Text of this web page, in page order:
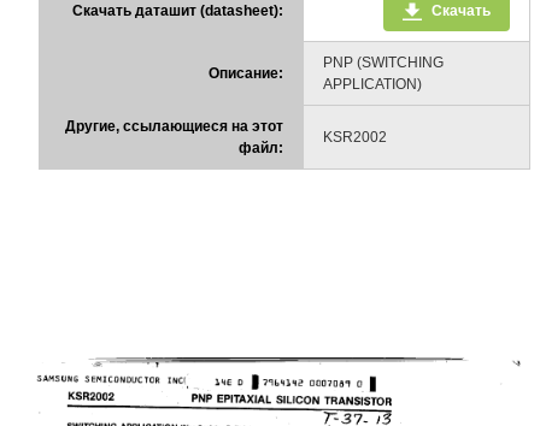
Скачать даташит (datasheet): Скачать
Описание:
PNP (SWITCHING
APPLICATION)
Другие, ссылающиеся на этот
файл:
KSR2002